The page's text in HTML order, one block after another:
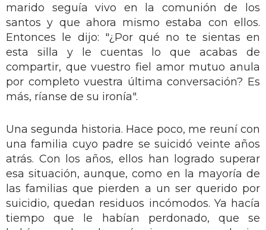
marido seguía vivo en la comunión de los
santos y que ahora mismo estaba con ellos.
Entonces le dijo: "¿Por qué no te sientas en
esta silla y le cuentas lo que acabas de
compartir, que vuestro fiel amor mutuo anula
por completo vuestra última conversación? Es
más, ríanse de su ironía".
Una segunda historia. Hace poco, me reuní con
una familia cuyo padre se suicidó veinte años
atrás. Con los años, ellos han logrado superar
esa situación, aunque, como en la mayoría de
las familias que pierden a un ser querido por
suicidio, quedan residuos incómodos. Ya hacía
tiempo que le habían perdonado, que se